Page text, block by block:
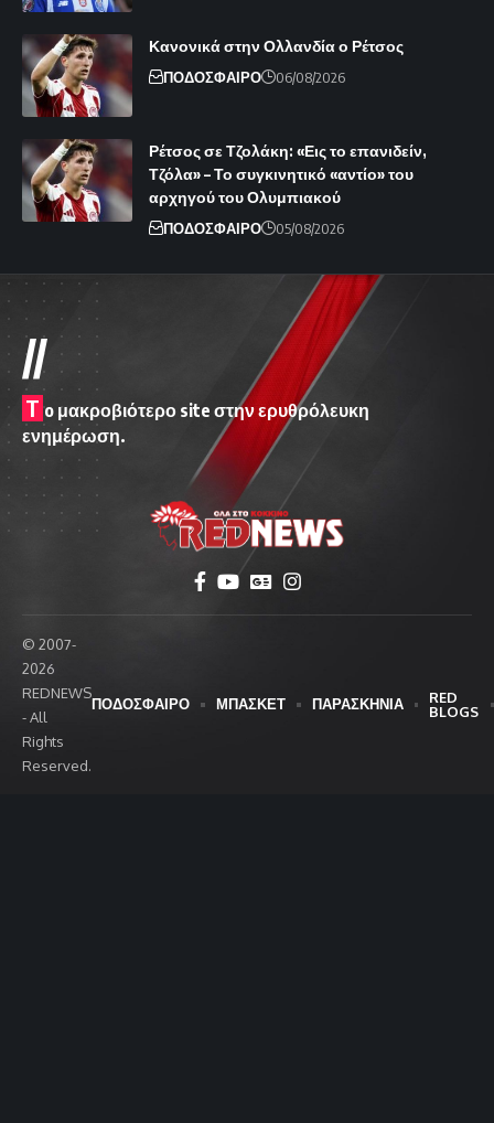
Κανονικά στην Ολλανδία ο Ρέτσος
ΠΟΔΟΣΦΑΙΡΟ 06/08/2026
Ρέτσος σε Τζολάκη: «Εις το επανιδείν,
Τζόλα» – Το συγκινητικό «αντίο» του
αρχηγού του Ολυμπιακού
ΠΟΔΟΣΦΑΙΡΟ 05/08/2026
//
T o μακροβιότερο site στην ερυθρόλευκη
ενημέρωση.
© 2007-
2026
REDNEWS
- All
Rights
Reserved.
ΠΟΔΟΣΦΑΙΡΟ ΜΠΑΣΚΕΤ ΠΑΡΑΣΚΗΝΙΑ
RED
BLOGS